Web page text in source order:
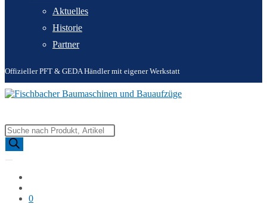
Aktuelles
Historie
Partner
Offizieller PFT & GEDA Händler mit eigener Werkstatt
Products
search
0